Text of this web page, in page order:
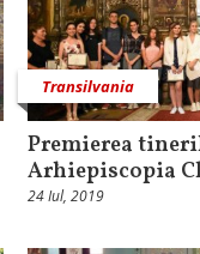
Transilvania
Premierea
Arhiepiscopia
24 Iul, 2019